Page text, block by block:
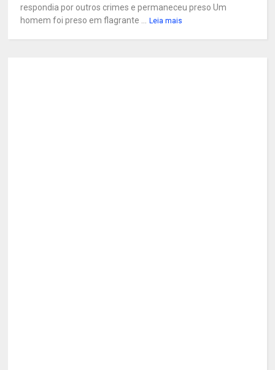
respondia por outros crimes e permaneceu preso Um
homem foi preso em flagrante ...
Leia mais